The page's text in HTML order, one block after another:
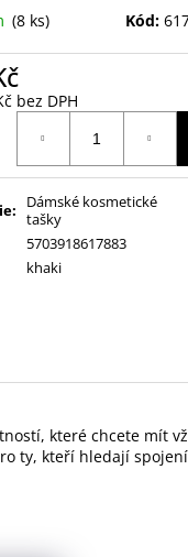
(8 ks) Kód:
bez DPH
:
Dámské kosmetické
tašky
5703918617883
khaki
které chcete mít
ty, kteří hledají